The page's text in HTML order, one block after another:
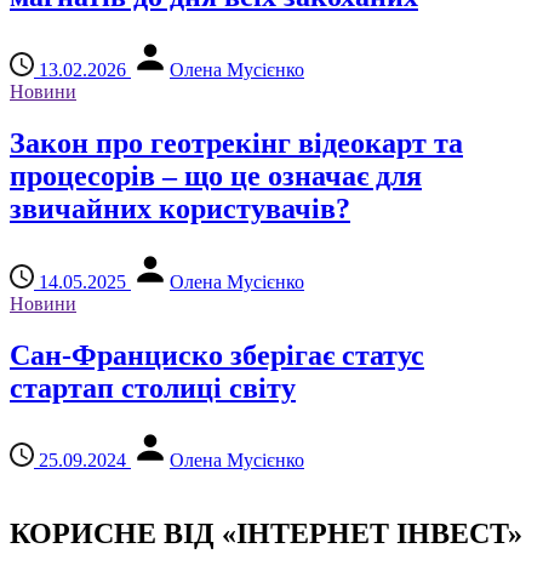
13.02.2026
Олена Мусієнко
Новини
Закон про геотрекінг відеокарт та
процесорів – що це означає для
звичайних користувачів?
14.05.2025
Олена Мусієнко
Новини
Сан-Франциско зберігає статус
стартап столиці світу
25.09.2024 Олена Мусієнко
КОРИСНЕ ВІД «ІНТЕРНЕТ ІНВЕСТ»